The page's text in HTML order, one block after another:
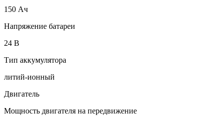
150 Ач
Напряжение батареи
24 B
Тип аккумулятора
литий-ионный
Двигатель
Мощность двигателя на передвижение